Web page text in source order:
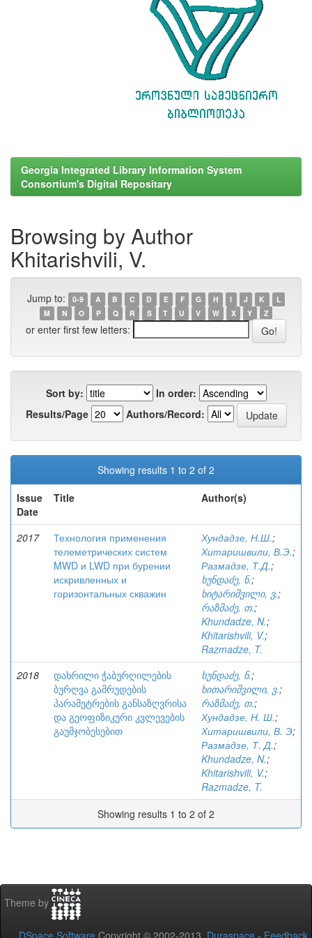
Georgia Integrated Library Information System
Consortium's Digital Repositary
Browsing by Author
Khitarishvili, V.
Jump to: 0-9 A B C D E F G H I J K
L
M
N O P Q R S T U V W X Y Z
or enter first few letters:
Sort by:
In order:
Results/Page
Authors/Record:
Showing results 1 to 2 of 2
Issue
Date
Title Author(s)
2017
Технология применения
телеметрических систем
MWD и LWD при бурении
искривленных и
горизонтальных скважин
Хундадзе, Н.Ш.;
Хитаришвили, В.Э.;
Размадзе, Т.Д.;
ხუნდაძე, ნ.;
ხიტარიშვილი, ვ.;
რაზმაძე, თ.;
Khundadze, N.;
Khitarishvili, V.;
Razmadze, T.
2018
დახრილი ჭაბურღილების
ბურღვა გამრუდების
პარამეტრების განსაზღვრისა
და გეოფიზიკური კვლევების
გაუმჯობესებით
ხუნდაძე, ნ.;
ხითარიშვილი, ვ.;
რაზმაძე, თ.;
Хундадзе, Н. Ш.;
Хитаришвили, В. Э;
Размадзе, Т. Д.;
Khundadze, N.;
Khitarishvili, V.;
Razmadze, T.
Showing results 1 to 2 of 2
Theme by
DSpace Software Copyright © 2002-2013 Duraspace - Feedback